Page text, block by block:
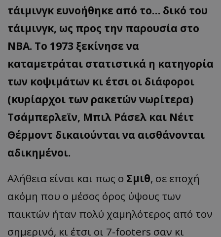
τάιμινγκ ευνοήθηκε από το… δικό του
τάιμινγκ, ως προς την παρουσία στο
ΝΒΑ. Το 1973 ξεκίνησε να
καταμετράται στατιστικά η κατηγορία
των κοψιμάτων κι έτσι οι διάφοροι
(κυρίαρχοι των ρακετών νωρίτερα)
Τσάμπερλεϊν, Μπιλ Ράσελ και Νέιτ
Θέρμοντ δικαιούνται να αισθάνονται
αδικημένοι.
Αλήθεια είναι και πως ο Σμιθ, σε εποχή
ακόμη που ο μέσος όρος ύψους των
παικτών ήταν πολύ χαμηλότερος από τον
σημερινό, κι έτσι οι 7-footers σαν κι